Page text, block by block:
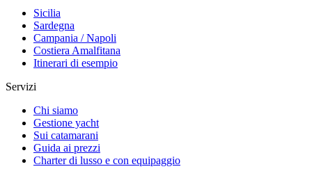
Sicilia
Sardegna
Campania / Napoli
Costiera Amalfitana
Itinerari di esempio
Servizi
Chi siamo
Gestione yacht
Sui catamarani
Guida ai prezzi
Charter di lusso e con equipaggio